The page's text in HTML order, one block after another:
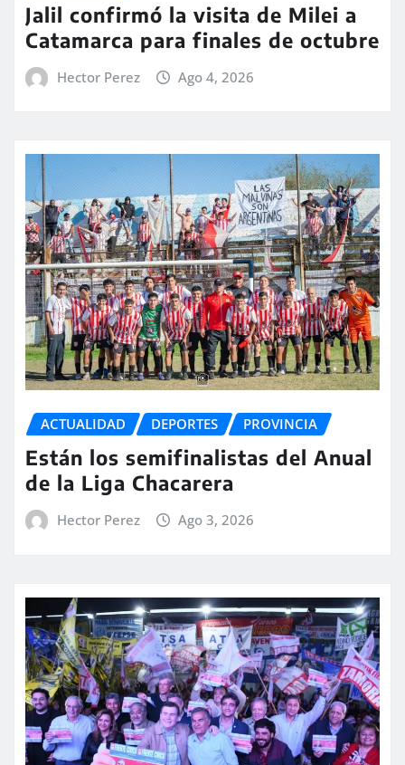
Jalil confirmó la visita de Milei a
Catamarca para finales de octubre
Hector Perez Ago 4, 2026
ACTUALIDAD DEPORTES PROVINCIA
Están los semifinalistas del Anual
de la Liga Chacarera
Hector Perez Ago 3, 2026